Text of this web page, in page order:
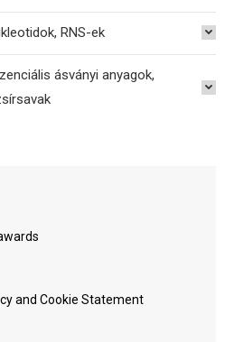
RNS-ek
ásványi anyagok,
and Cookie Statement